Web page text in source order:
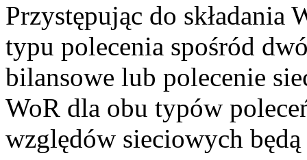
Przystępując do składania
typu polecenia spośród
bilansowe lub polecenie
WoR dla obu typów
względów sieciowych